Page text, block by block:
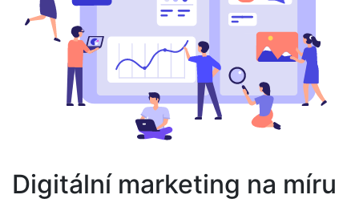
Digitální marketing na míru